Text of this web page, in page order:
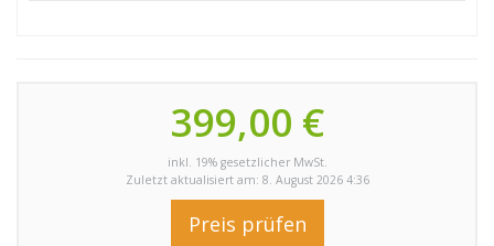
399,00 €
inkl. 19% gesetzlicher MwSt.
Zuletzt aktualisiert am: 8. August 2026 4:36
Preis prüfen